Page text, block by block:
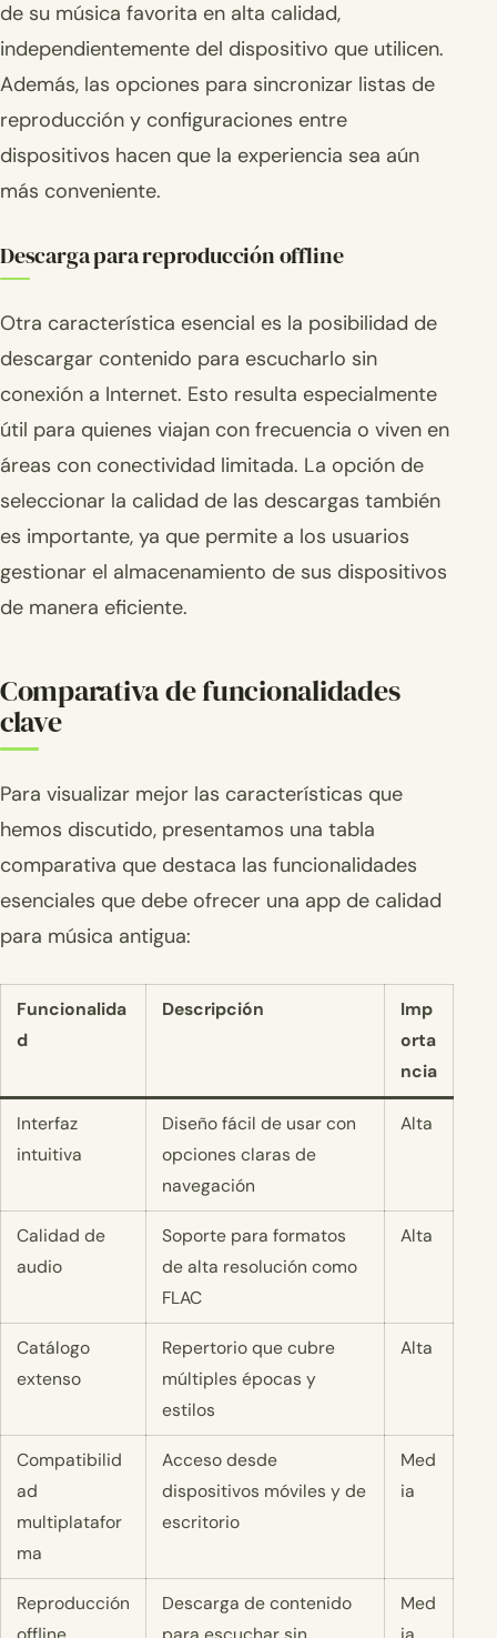
de su música favorita en alta calidad,
independientemente del dispositivo que utilicen.
Además, las opciones para sincronizar listas de
reproducción y configuraciones entre
dispositivos hacen que la experiencia sea aún
más conveniente.
Descarga para reproducción offline
Otra característica esencial es la posibilidad de
descargar contenido para escucharlo sin
conexión a Internet. Esto resulta especialmente
útil para quienes viajan con frecuencia o viven en
áreas con conectividad limitada. La opción de
seleccionar la calidad de las descargas también
es importante, ya que permite a los usuarios
gestionar el almacenamiento de sus dispositivos
de manera eficiente.
Comparativa de funcionalidades
clave
Para visualizar mejor las características que
hemos discutido, presentamos una tabla
comparativa que destaca las funcionalidades
esenciales que debe ofrecer una app de calidad
para música antigua:
Funcionalida
d
Descripción
Imp
orta
ncia
Interfaz
intuitiva
Diseño fácil de usar con
opciones claras de
navegación
Alta
Calidad de
audio
Soporte para formatos
de alta resolución como
FLAC
Alta
Catálogo
extenso
Repertorio que cubre
múltiples épocas y
estilos
Alta
Compatibilid
ad
multiplatafor
ma
Acceso desde
dispositivos móviles y de
escritorio
Med
ia
Reproducción
Descarga de contenido
Med